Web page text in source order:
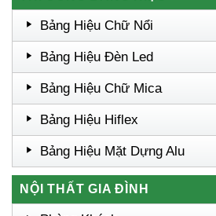
Bảng Hiệu Chữ Nổi
Bảng Hiệu Đèn Led
Bảng Hiệu Chữ Mica
Bảng Hiệu Hiflex
Bảng Hiệu Mặt Dựng Alu
NỘI THẤT GIA ĐÌNH